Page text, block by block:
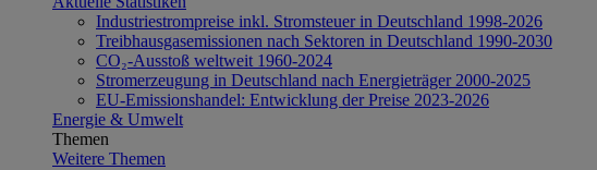
Industriestrompreise inkl. Stromsteuer in Deutschland 1998-2026
Treibhausgasemissionen nach Sektoren in Deutschland 1990-2030
CO₂-Ausstoß weltweit 1960-2024
Stromerzeugung in Deutschland nach Energieträger 2000-2025
EU-Emissionshandel: Entwicklung der Preise 2023-2026
Energie & Umwelt
Themen
Weitere Themen